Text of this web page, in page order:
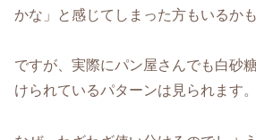
かな」と感じてしまった方もいるか
ですが、実際にパン屋さんでも白砂
けられているパターンは見られます。